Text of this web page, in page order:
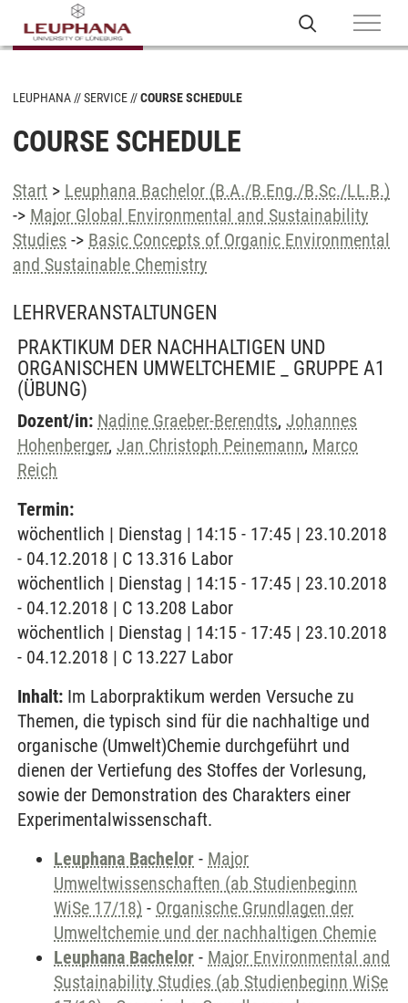
LEUPHANA SERVICE COURSE SCHEDULE
COURSE SCHEDULE
Start > Leuphana Bachelor (B.A./B.Eng./B.Sc./LL.B.)
-> Major Global Environmental and Sustainability
Studies -> Basic Concepts of Organic Environmental
and Sustainable Chemistry
LEHRVERANSTALTUNGEN
PRAKTIKUM DER NACHHALTIGEN UND
ORGANISCHEN UMWELTCHEMIE _ GRUPPE A1
(ÜBUNG)
Dozent/in: Nadine Graeber-Berendts, Johannes
Hohenberger, Jan Christoph Peinemann, Marco
Reich
Termin:
wöchentlich | Dienstag | 14:15 - 17:45 | 23.10.2018
- 04.12.2018 | C 13.316 Labor
wöchentlich | Dienstag | 14:15 - 17:45 | 23.10.2018
- 04.12.2018 | C 13.208 Labor
wöchentlich | Dienstag | 14:15 - 17:45 | 23.10.2018
- 04.12.2018 | C 13.227 Labor
Inhalt: Im Laborpraktikum werden Versuche zu
Themen, die typisch sind für die nachhaltige und
organische (Umwelt)Chemie durchgeführt und
dienen der Vertiefung des Stoffes der Vorlesung,
sowie der Demonstration des Charakters einer
Experimentalwissenschaft.
Leuphana Bachelor - Major
Umweltwissenschaften (ab Studienbeginn
WiSe 17/18) - Organische Grundlagen der
Umweltchemie und der nachhaltigen Chemie
Leuphana Bachelor - Major Environmental and
Sustainability Studies (ab Studienbeginn WiSe